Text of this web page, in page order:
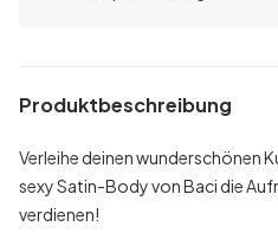
Produktbeschreibung
Verleihe deinen wunderschönen
sexy Satin-Body von Baci die
verdienen!